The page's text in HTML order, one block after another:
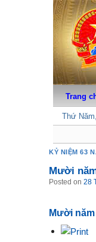
Trang
Thứ
KỶ NIỆM 63
Mười
Posted on 28
Mười